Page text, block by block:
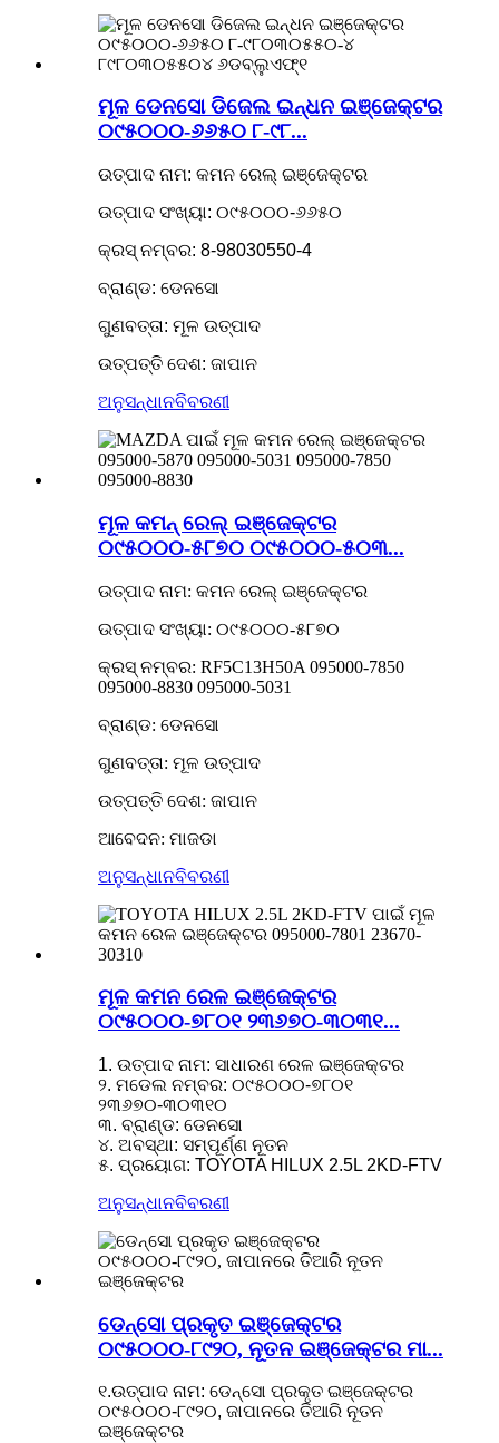
ମୂଳ ଡେନସୋ ଡିଜେଲ ଇନ୍ଧନ ଇଞ୍ଜେକ୍ଟର
୦୯୫୦୦୦-୬୬୫୦ ୮-୯୮...
ଉତ୍ପାଦ ନାମ: କମନ ରେଲ୍ ଇଞ୍ଜେକ୍ଟର
ଉତ୍ପାଦ ସଂଖ୍ୟା: ୦୯୫୦୦୦-୬୬୫୦
କ୍ରସ୍ ନମ୍ବର: 8-98030550-4
ବ୍ରାଣ୍ଡ: ଡେନସୋ
ଗୁଣବତ୍ତା: ମୂଳ ଉତ୍ପାଦ
ଉତ୍ପତ୍ତି ଦେଶ: ଜାପାନ
ଅନୁସନ୍ଧାନବିବରଣୀ
ମୂଳ କମନ୍ ରେଲ୍ ଇଞ୍ଜେକ୍ଟର
୦୯୫୦୦୦-୫୮୭୦ ୦୯୫୦୦୦-୫୦୩...
ଉତ୍ପାଦ ନାମ: କମନ ରେଲ୍ ଇଞ୍ଜେକ୍ଟର
ଉତ୍ପାଦ ସଂଖ୍ୟା: ୦୯୫୦୦୦-୫୮୭୦
କ୍ରସ୍ ନମ୍ବର: RF5C13H50A 095000-7850
095000-8830 095000-5031
ବ୍ରାଣ୍ଡ: ଡେନସୋ
ଗୁଣବତ୍ତା: ମୂଳ ଉତ୍ପାଦ
ଉତ୍ପତ୍ତି ଦେଶ: ଜାପାନ
ଆବେଦନ: ମାଜଡା
ଅନୁସନ୍ଧାନବିବରଣୀ
ମୂଳ କମନ ରେଳ ଇଞ୍ଜେକ୍ଟର
୦୯୫୦୦୦-୭୮୦୧ ୨୩୬୭୦-୩୦୩୧...
1. ଉତ୍ପାଦ ନାମ: ସାଧାରଣ ରେଳ ଇଞ୍ଜେକ୍ଟର
୨. ମଡେଲ ନମ୍ବର: ୦୯୫୦୦୦-୭୮୦୧
୨୩୬୭୦-୩୦୩୧୦
୩. ବ୍ରାଣ୍ଡ: ଡେନସୋ
୪. ଅବସ୍ଥା: ସମ୍ପୂର୍ଣ୍ଣ ନୂତନ
୫. ପ୍ରୟୋଗ: TOYOTA HILUX 2.5L 2KD-FTV
ଅନୁସନ୍ଧାନବିବରଣୀ
ଡେନ୍ସୋ ପ୍ରକୃତ ଇଞ୍ଜେକ୍ଟର
୦୯୫୦୦୦-୮୯୨୦, ନୂତନ ଇଞ୍ଜେକ୍ଟର ମା...
୧.ଉତ୍ପାଦ ନାମ: ଡେନ୍ସୋ ପ୍ରକୃତ ଇଞ୍ଜେକ୍ଟର
୦୯୫୦୦୦-୮୯୨୦, ଜାପାନରେ ତିଆରି ନୂତନ
ଇଞ୍ଜେକ୍ଟର